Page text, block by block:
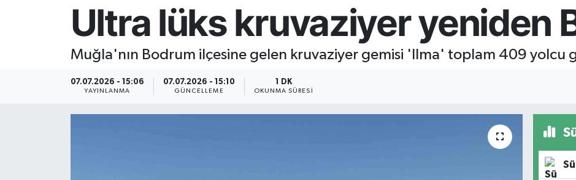
Ultra lüks kruvaziyer yeniden
Muğla'nın Bodrum ilçesine gelen kruvaziyer gemisi 'Ilma' toplam 409 yolcu
07.07.2026 - 15:06
YAYINLANMA
07.07.2026 - 15:10
GÜNCELLEME
1 DK
OKUNMA SÜRESI